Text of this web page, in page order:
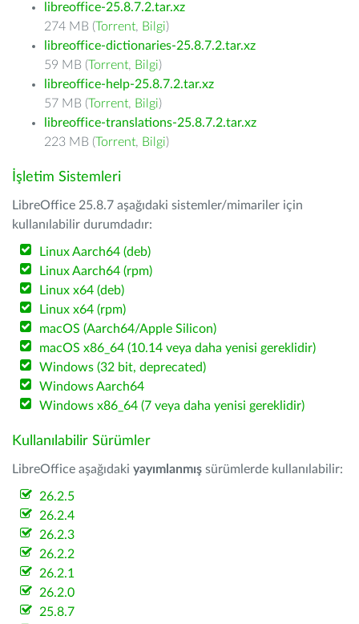
libreoffice-25.8.7.2.tar.xz
274 MB (Torrent, Bilgi)
libreoffice-dictionaries-25.8.7.2.tar.xz
59 MB (Torrent, Bilgi)
libreoffice-help-25.8.7.2.tar.xz
57 MB (Torrent, Bilgi)
libreoffice-translations-25.8.7.2.tar.xz
223 MB (Torrent, Bilgi)
İşletim Sistemleri
LibreOffice 25.8.7 aşağıdaki sistemler/mimariler için
kullanılabilir durumdadır:
Linux Aarch64 (deb)
Linux Aarch64 (rpm)
Linux x64 (deb)
Linux x64 (rpm)
macOS (Aarch64/Apple Silicon)
macOS x86_64 (10.14 veya daha yenisi gereklidir)
Windows (32 bit, deprecated)
Windows Aarch64
Windows x86_64 (7 veya daha yenisi gereklidir)
Kullanılabilir Sürümler
LibreOffice aşağıdaki yayımlanmış sürümlerde kullanılabilir:
26.2.5
26.2.4
26.2.3
26.2.2
26.2.1
26.2.0
25.8.7